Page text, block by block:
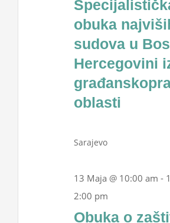
Projekti
Novosti
Kontakt
2026obuka
sudova u
Hercegovini
oblasti
Sarajevo
Obuka o
13 Maja @ 10:00 am -
2:00 pm